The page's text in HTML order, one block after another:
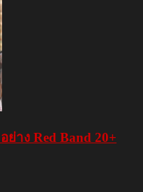
าง Red Band 20+